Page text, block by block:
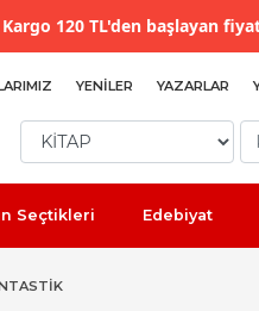
Kargo 120 TL'den başlayan
YENILER YAZARLAR
Seçtikleri Edebiyat